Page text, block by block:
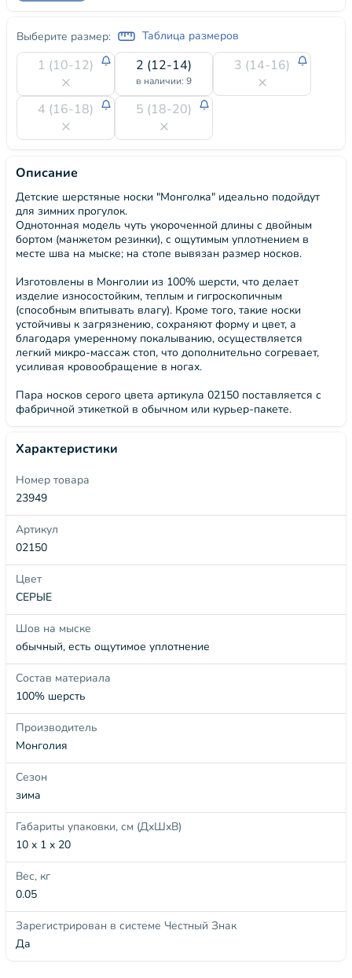
Выберите размер: Таблица размеров
1 (10-12) 2 (12-14)
в наличии: 9
3 (14-16)
4 (16-18) 5 (18-20)
Описание
Детские шерстяные носки "Монголка" идеально подойдут
для зимних прогулок.
Однотонная модель чуть укороченной длины с двойным
бортом (манжетом резинки), с ощутимым уплотнением в
месте шва на мыске; на стопе вывязан размер носков.
Изготовлены в Монголии из 100% шерсти, что делает
изделие износостойким, теплым и гигроскопичным
(способным впитывать влагу). Кроме того, такие носки
устойчивы к загрязнению, сохраняют форму и цвет, а
благодаря умеренному покалыванию, осуществляется
легкий микро-массаж стоп, что дополнительно согревает,
усиливая кровообращение в ногах.
Пара носков серого цвета артикула 02150 поставляется с
фабричной этикеткой в обычном или курьер-пакете.
Характеристики
Номер товара
23949
Артикул
02150
Цвет
СЕРЫЕ
Шов на мыске
обычный, есть ощутимое уплотнение
Состав материала
100% шерсть
Производитель
Монголия
Сезон
зима
Габариты упаковки, см (ДхШхВ)
10 x 1 x 20
Вес, кг
0.05
Зарегистрирован в системе Честный Знак
Да